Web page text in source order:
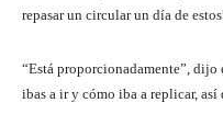
repasar un circular un día de
“Está proporcionadamente”, dijo
ibas a ir y cómo iba a replicar, así